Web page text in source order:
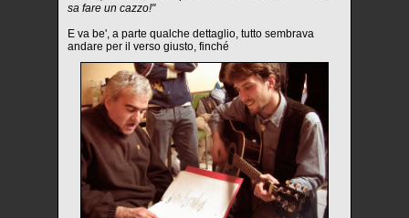
sa fare un cazzo!"
E va be', a parte qualche dettaglio, tutto sembrava
andare per il verso giusto, finché